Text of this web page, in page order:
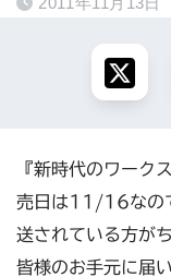
『新時代のワーク
売日は11/16なの
送されている方が
皆様のお手元に届